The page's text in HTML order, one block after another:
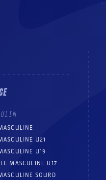
U21
U19
MASCULINE U17
SOURD